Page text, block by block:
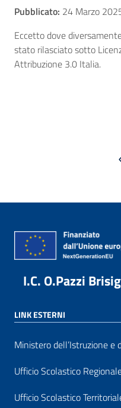
Pubblicato: 24 Marzo
Eccetto dove
stato rilasciato sotto
Attribuzione 3.0 Italia.
Pagina
I.C. O.Pazzi
LINK ESTERNI
Ministero dell’Istruzione e
Ufficio Scolastico
Ufficio Scolastico